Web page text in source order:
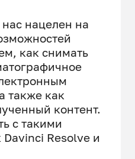
нацелен на
как снимать
также как
контент.
с такими
Resolve и